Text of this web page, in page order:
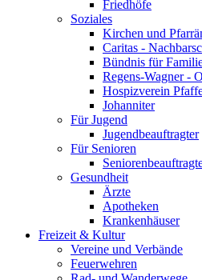
Friedhöfe
Soziales
Kirchen und
Caritas -
Bündnis für
Regens-Wagner -
Hospizverein
Johanniter
Für Jugend
Jugendbeauftragter
Für Senioren
Gesundheit
Ärzte
Apotheken
Krankenhäuser
Freizeit & Kultur
Vereine und Verbände
Feuerwehren